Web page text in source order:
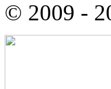
© 2009 -